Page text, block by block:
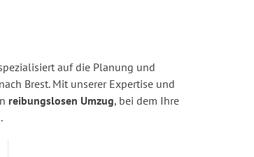
auf die Planung und
Brest. Mit unserer Expertise und
reibungslosen Umzug, bei dem Ihre